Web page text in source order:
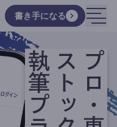
書き手になる
ストック型